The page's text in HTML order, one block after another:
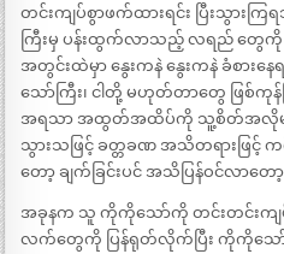
တင်းကျပ်စွာဖက်ထားရင်း ပြီးသွားက
ကြီးမှ ပန်းထွက်လာသည့် လရည် တွေကို ဒေ
အတွင်းထဲမှာ နွေးကနဲ နွေးကနဲ ခံစားန
သော်ကြီး၊ ငါတို့ မဟုတ်တာတွေ ဖြစ်ကုန်က
အရသာ အထွတ်အထိပ်ကို သူ့စိတ်အလိုမပ
သွားသဖြင့် ခတ္တခဏ အသိတရားဖြင့်
တော့ ချက်ခြင်းပင် အသိပြန်ဝင်လာတော့
အခုနက သူ ကိုကိုသော်ကို တင်းတင်းကျ
လက်တွေကို ပြန်ရုတ်လိုက်ပြီး ကိုကိုသော်